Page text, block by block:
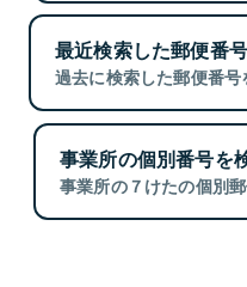
最近検索した郵便番号
過去に検索した郵便番号
事業所の個別番号を
事業所の７けたの個別